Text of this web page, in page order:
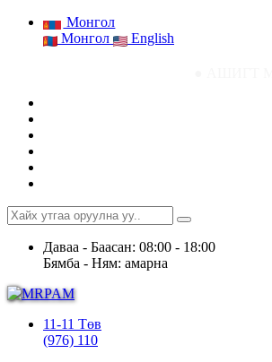
Монгол
Монгол
English
Даваа - Баасан: 08:00 - 18:00
Бямба - Ням: амарна
11-11 Төв
(976) 110